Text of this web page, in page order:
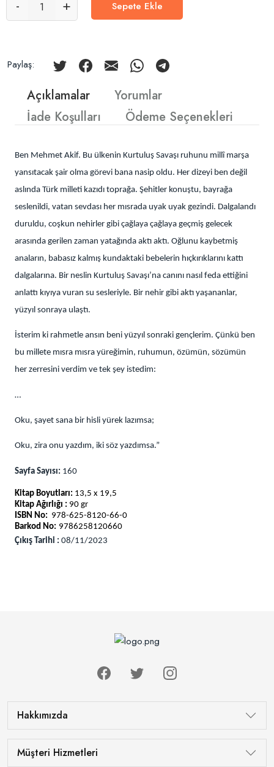
- + Sepete Ekle
Paylaş:
Açıklamalar
Yorumlar
İade Koşulları
Ödeme Seçenekleri
Ben Mehmet Akif. Bu ülkenin Kurtuluş Savaşı ruhunu millî marşa
yansıtacak şair olma görevi bana nasip oldu. Her dizeyi ben değil
aslında Türk milleti kazıdı toprağa. Şehitler konuştu, bayrağa
seslenildi, vatan sevdası her mısrada uyak uyak gezindi. Dalgalandı
duruldu, coşkun nehirler gibi çağlaya çağlaya geçmiş gelecek
arasında gerilen zaman yatağında aktı aktı. Oğlunu kaybetmiş
anaların, babasız kalmış kundaktaki bebelerin hıçkırıklarını kattı
dalgalarına. Bir neslin Kurtuluş Savaşı’na canını nasıl feda ettiğini
anlattı kıyıya vuran su sesleriyle. Bir nehir gibi aktı yaşananlar,
yüzyıl sonraya ulaştı.
İsterim ki rahmetle ansın beni yüzyıl sonraki gençlerim. Çünkü ben
bu millete mısra mısra yüreğimin, ruhumun, özümün, sözümün
her zerresini verdim ve tek şey istedim:
…
Oku, şayet sana bir hisli yürek lazımsa;
Oku, zira onu yazdım, iki söz yazdımsa.”
Sayfa Sayısı: 160
Kitap Boyutları: 13,5 x 19,5
Kitap Ağırlığı : 90 gr
ISBN No: 978-625-8120-66-0
Barkod No: 9786258120660
Çıkış Tarihi : 08/11/2023
Hakkımızda
Müşteri Hizmetleri